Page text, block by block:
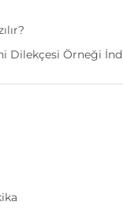
Dilekçesi Örneği